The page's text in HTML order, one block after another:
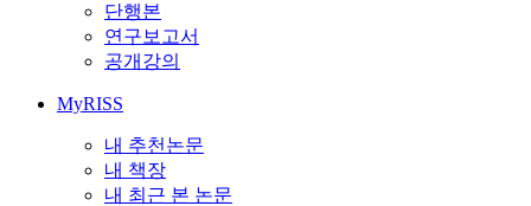
단행본
연구보고서
공개강의
MyRISS
내 추천논문
내 책장
내 최근 본 논문